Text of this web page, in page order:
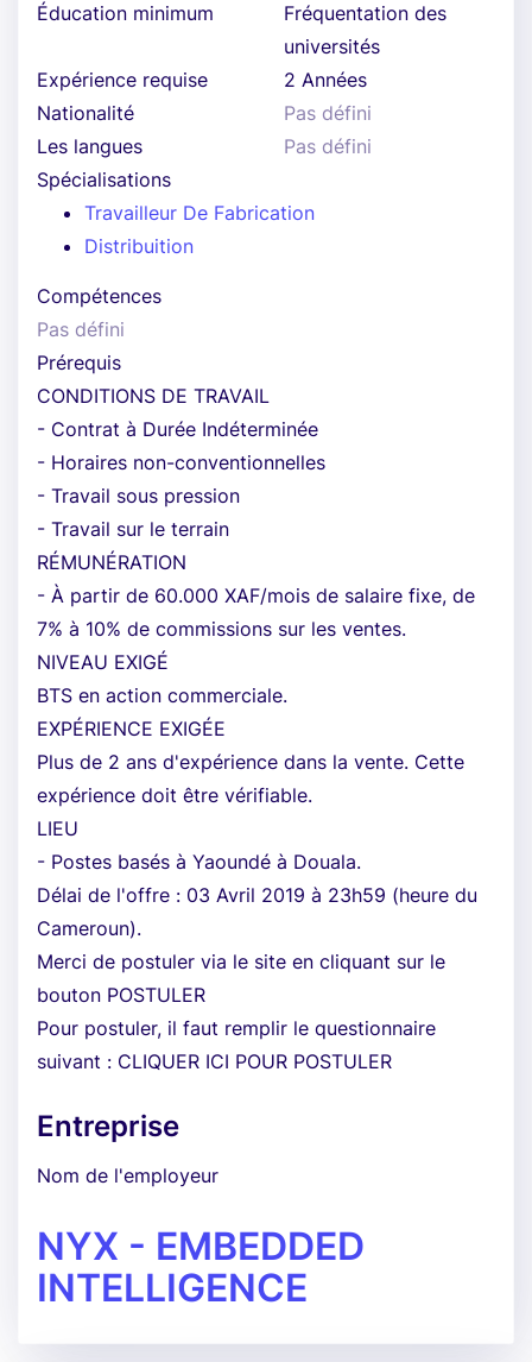
Éducation minimum
Fréquentation des
universités
Expérience requise
2 Années
Nationalité
Pas défini
Les langues
Pas défini
Spécialisations
Travailleur De Fabrication
Distribuition
Compétences
Pas défini
Prérequis
CONDITIONS DE TRAVAIL
- Contrat à Durée Indéterminée
- Horaires non-conventionnelles
- Travail sous pression
- Travail sur le terrain
RÉMUNÉRATION
- À partir de 60.000 XAF/mois de salaire fixe, de
7% à 10% de commissions sur les ventes.
NIVEAU EXIGÉ
BTS en action commerciale.
EXPÉRIENCE EXIGÉE
Plus de 2 ans d'expérience dans la vente. Cette
expérience doit être vérifiable.
LIEU
- Postes basés à Yaoundé à Douala.
Délai de l'offre : 03 Avril 2019 à 23h59 (heure du
Cameroun).
Merci de postuler via le site en cliquant sur le
bouton POSTULER
Pour postuler, il faut remplir le questionnaire
suivant : CLIQUER ICI POUR POSTULER
Entreprise
Nom de l'employeur
NYX - EMBEDDED
INTELLIGENCE